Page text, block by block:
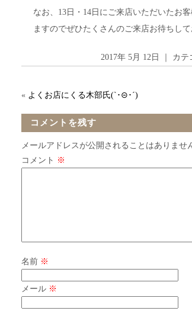
なお、13日・14日にご来店いただいたお
ますのでぜひたくさんのご来店お待ちし
2017年 5月 12日 ｜ カテ
« よくお店にくる木部氏(`･⊝･´)
コメントを残す
メールアドレスが公開されることはありませ
コメント ※
名前 ※
メール ※